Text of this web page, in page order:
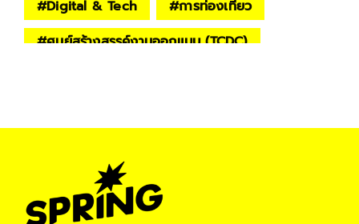
#Digital & Tech #การท่องเที่ยว
#ศูนย์สร้างสรรค์งานออกแบบ (TCDC)